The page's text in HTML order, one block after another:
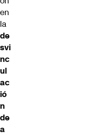
en
la
de
svi
nc
ul
ac
ió
n
de
a